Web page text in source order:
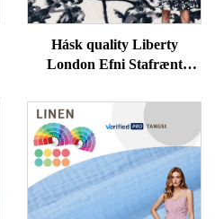
Hásk quality Liberty
London Efni Stafrænt
Tana Lawn Efni fyrir Klæði